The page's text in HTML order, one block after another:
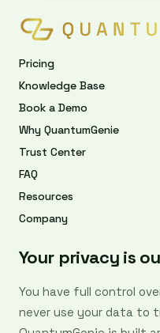
Pricing
Knowledge Base
Book a Demo
Why QuantumGenie
Trust Center
FAQ
Resources
Company
Your privacy is
You have full control
never use your data to